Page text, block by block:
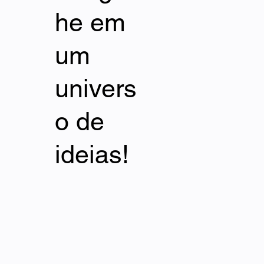
he em
um
univers
o de
ideias!